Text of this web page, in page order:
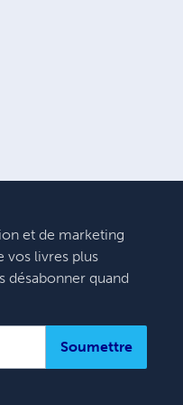
et de marketing
vos livres plus
désabonner quand
Soumettre